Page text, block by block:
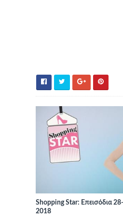
Shopping Star: Επεισόδια
2018